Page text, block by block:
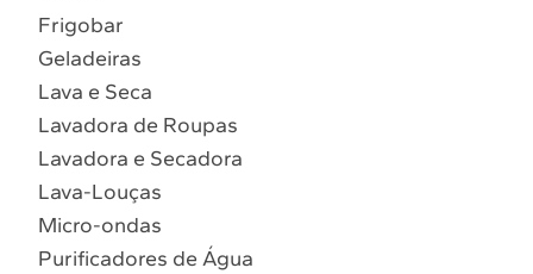
Localizar assistência técnica
Frigobar
Geladeiras
Lava e Seca
Lavadora de Roupas
Lavadora e Secadora
Lava-Louças
Micro-ondas
Purificadores de Água